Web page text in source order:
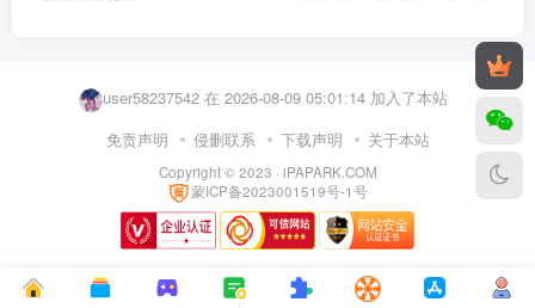
user58237542 在 2026-08-09 05:01:14 加入了本站
user93226018 在 2026-08-09 04:49:02 加入了本站
user23584307 在 2026-08-09 04:46:51 加入了本站
anzai0021 在 2026-08-09 04:34:28 加入了本站
user65197174 在 2026-08-09 04:23:29 加入了本站
user39516029 在 2026-08-09 04:21:12 加入了本站
免责声明 侵删联系 下载声明 关于本站
Copyright © 2023 · iPAPARK.COM
蒙ICP备2023001519号-1号